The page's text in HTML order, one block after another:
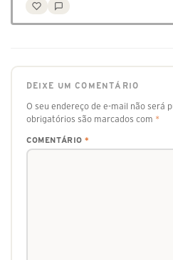
DEIXE UM COMENTÁRIO
O seu endereço de e-mail não será
obrigatórios são marcados com *
COMENTÁRIO *